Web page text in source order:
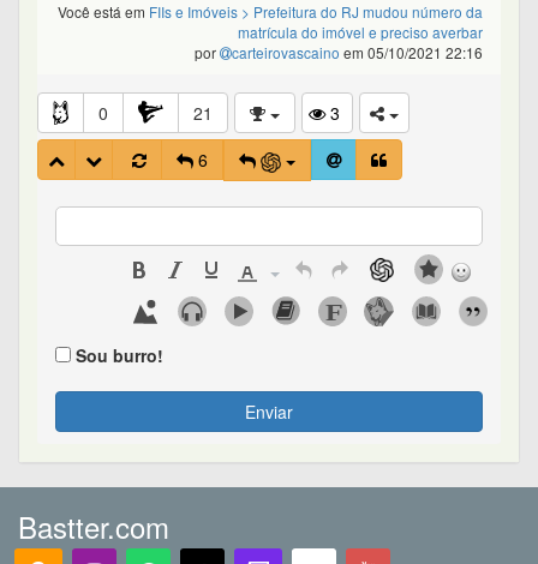
Você está em FIIs e Imóveis > Prefeitura do RJ mudou número da
matrícula do imóvel e preciso averbar
por
carteirovascaino em 05/10/2021 22:16
0 21
3
6
Sou burro!
Enviar
Bastter.com